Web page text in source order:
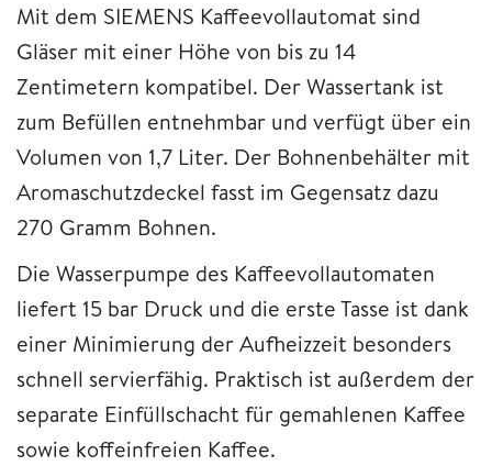
Mit dem SIEMENS Kaffeevollautomat sind
Gläser mit einer Höhe von bis zu 14
Zentimetern kompatibel. Der Wassertank ist
zum Befüllen entnehmbar und verfügt über ein
Volumen von 1,7 Liter. Der Bohnenbehälter mit
Aromaschutzdeckel fasst im Gegensatz dazu
270 Gramm Bohnen.
Die Wasserpumpe des Kaffeevollautomaten
liefert 15 bar Druck und die erste Tasse ist dank
einer Minimierung der Aufheizzeit besonders
schnell servierfähig. Praktisch ist außerdem der
separate Einfüllschacht für gemahlenen Kaffee
sowie koffeinfreien Kaffee.